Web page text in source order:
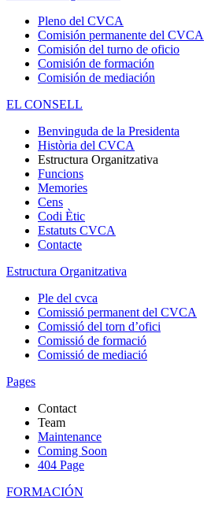
Pleno del CVCA
Comisión permanente del CVCA
Comisión del turno de oficio
Comisión de formación
Comisión de mediación
EL CONSELL
Benvinguda de la Presidenta
Història del CVCA
Estructura Organitzativa
Funcions
Memories
Cens
Codi Ètic
Estatuts CVCA
Contacte
Estructura Organitzativa
Ple del cvca
Comissió permanent del CVCA
Comissió del torn d’ofici
Comissió de formació
Comissió de mediació
Pages
Contact
Team
Maintenance
Coming Soon
404 Page
FORMACIÓN